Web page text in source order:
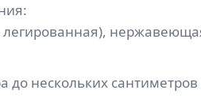
легированная),
нескольких